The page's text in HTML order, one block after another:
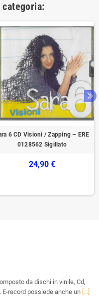
6 CD Visioni / Zapping – ERE
0128562 Sigillato
24,90 €
da dischi in vinile, Cd,
record possiede anche un [...]